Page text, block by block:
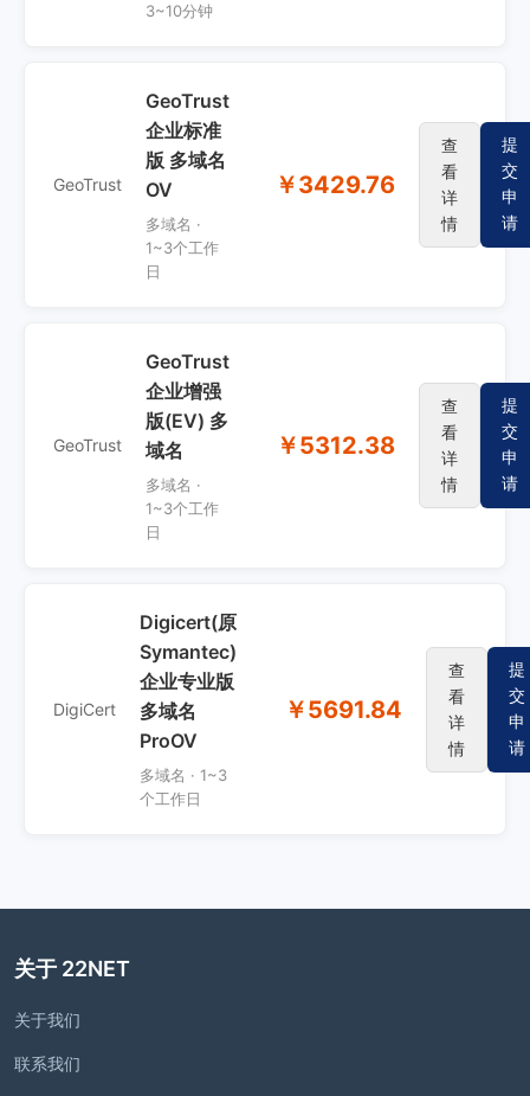
3~10分钟
GeoTrust
GeoTrust
企业标准
版 多域名
OV
多域名 ·
1~3个工作
日
￥3429.76
查
看
详
情
提
交
申
请
GeoTrust
GeoTrust
企业增强
版(EV) 多
域名
多域名 ·
1~3个工作
日
￥5312.38
查
看
详
情
提
交
申
请
DigiCert
Digicert(原
Symantec)
企业专业版
多域名
ProOV
多域名 · 1~3
个工作日
￥5691.84
查
看
详
情
提
交
申
请
关于 22NET
关于我们
联系我们